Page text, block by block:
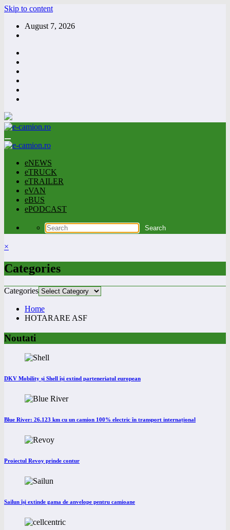
Skip to content
August 7, 2026
eNEWS
eTRUCK
eTRAILER
eVAN
eBUS
ePODCAST
×
Categories
Categories
Home
HOTARARE ASF
Noutati
DKV Mobility și Shell își extind parteneriatul european
Blue River: 26.123 km cu un camion 100% electric în transport internațional
Proiectul Revoy prinde contur
Sailun își extinde gama de anvelope pentru camioane